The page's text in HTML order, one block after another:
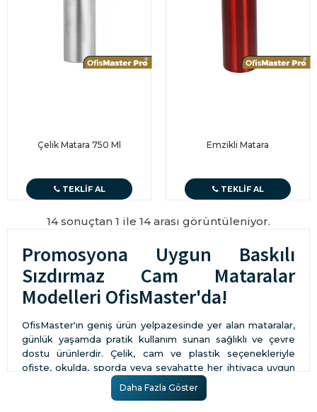
Çelik Matara 750 Ml
TEKLIF AL
Emzikli Matara
TEKLIF AL
14 sonuçtan 1 ile 14 arası görüntüleniyor.
Promosyona Uygun Baskılı
Sızdırmaz Cam Mataralar
Modelleri OfisMaster'da!
OfisMaster'ın geniş ürün yelpazesinde yer alan mataralar,
günlük yaşamda pratik kullanım sunan sağlıklı ve çevre
dostu ürünlerdir. Çelik, cam ve plastik seçenekleriyle
ofiste, okulda, sporda veya seyahatte her ihtiyaca uygun
alternatifler bulabilirsiniz. Özellikle
cam mataralar
ve sağlıklı kullanım avantajlarıyla öne çıkmaktadır. BPA
Daha Fazla Göster